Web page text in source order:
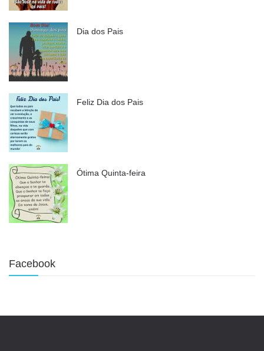
Dia dos Pais
Feliz Dia dos Pais
Ótima Quinta-feira
Facebook